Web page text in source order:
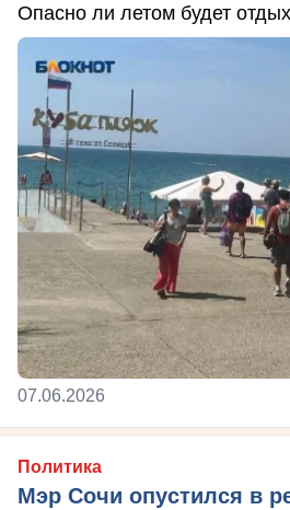
Опасно ли летом будет
07.06.2026
Политика
Мэр Сочи опустился в